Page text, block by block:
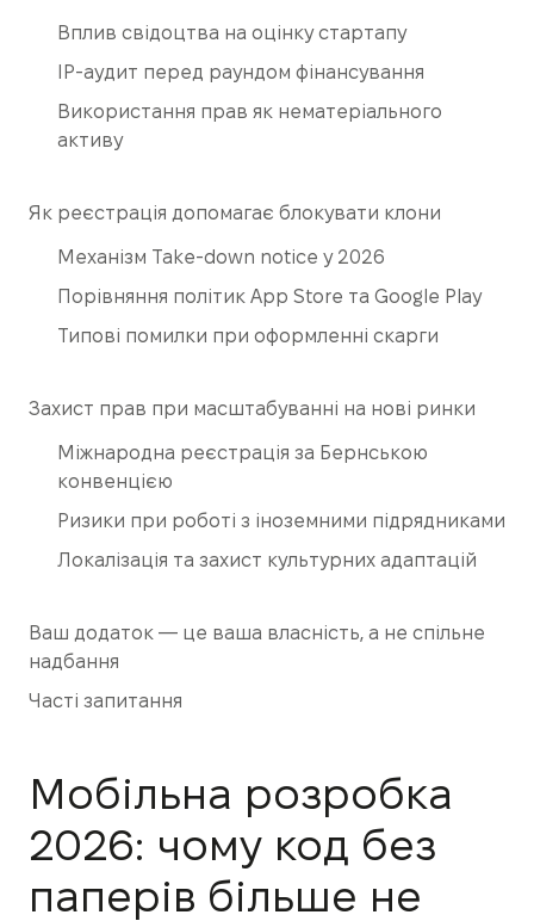
Вплив свідоцтва на оцінку стартапу
IP-аудит перед раундом фінансування
Використання прав як нематеріального
активу
Як реєстрація допомагає блокувати клони
Механізм Take-down notice у 2026
Порівняння політик App Store та Google Play
Типові помилки при оформленні скарги
Захист прав при масштабуванні на нові ринки
Міжнародна реєстрація за Бернською
конвенцією
Ризики при роботі з іноземними підрядниками
Локалізація та захист культурних адаптацій
Ваш додаток — це ваша власність, а не спільне
надбання
Часті запитання
Мобільна розробка
2026: чому код без
паперів більше не